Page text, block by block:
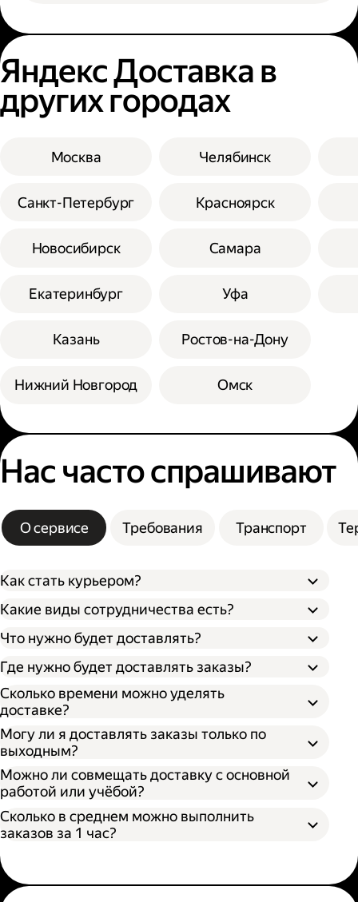
Яндекс Доставка в
других городах
Москва
Санкт-Петербург
Новосибирск
Екатеринбург
Казань
Нижний Новгород
Челябинск
Красноярск
Самара
Уфа
Ростов-на-Дону
Омск
Нас часто спрашивают
О сервисе Требования Транспорт
Как стать курьером?
Какие виды сотрудничества есть?
Через парк;
Через парк как самозанятый;
Как самозанятый;
Как индивидуальный предприниматель;
Что нужно будет доставлять?
Где нужно будет доставлять заказы?
Сколько времени можно уделять
доставке?
Могу ли я доставлять заказы только по
выходным?
Можно ли совмещать доставку с основной
работой или учёбой?
Сколько в среднем можно выполнить
заказов за 1 час?